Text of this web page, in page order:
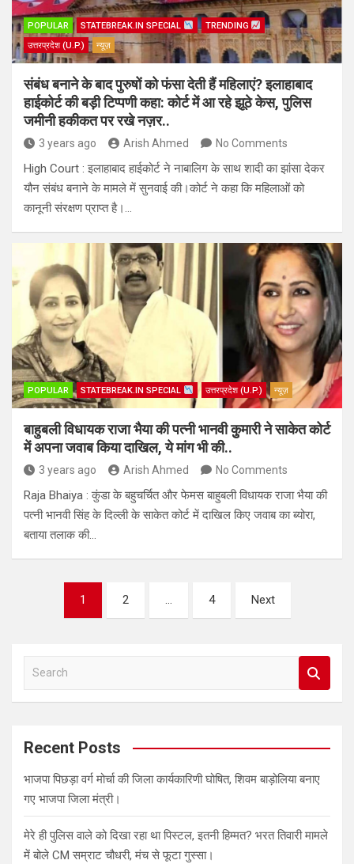
POPULAR STATEBREAK.IN SPECIAL
TRENDING
उत्तरप्रदेश (U.P.)
न्यूज़
संबंध बनाने के बाद पुरुषों को फंसा देती हैं महिलाएं? इलाहाबाद
हाईकोर्ट की बड़ी टिप्पणी कहा: कोर्ट में आ रहे झूठे केस, पुलिस
जमीनी हकीकत पर रखे नज़र..
3 years ago Arish Ahmed No Comments
High Court : इलाहाबाद हाईकोर्ट ने नाबालिग के साथ शादी का झांसा देकर
यौन संबंध बनाने के मामले में सुनवाई की।कोर्ट ने कहा कि महिलाओं को
कानूनी संरक्षण प्राप्त है।…
POPULAR STATEBREAK.IN SPECIAL उत्तरप्रदेश (U.P.) न्यूज़
बाहुबली विधायक राजा भैया की पत्नी भानवी कुुमारी ने साकेत कोर्ट
में अपना जवाब किया दाखिल, ये मांग भी की..
3 years ago Arish Ahmed No Comments
Raja Bhaiya : कुंडा के बहुचर्चित और फेमस बाहुबली विधायक राजा भैया की
पत्नी भानवी सिंह के दिल्ली के साकेत कोर्ट में दाखिल किए जवाब का ब्योरा,
बताया तलाक की…
pagination
1 2 … 4 Next
a
c
Recent Posts
भाजपा पिछड़ा वर्ग मोर्चा की जिला कार्यकारिणी घोषित, शिवम बाड़ोलिया बनाए
गए भाजपा जिला मंत्री।
मेरे ही पुलिस वाले को दिखा रहा था पिस्टल, इतनी हिम्मत? भरत तिवारी मामले
में बोले CM सम्राट चौधरी, मंच से फूटा गुस्सा।